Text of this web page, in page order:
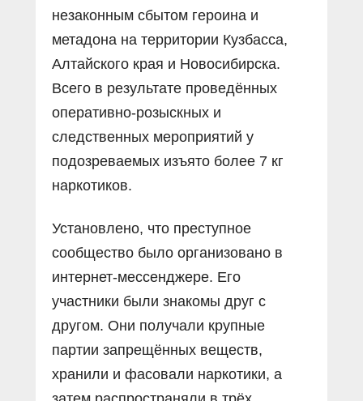
незаконным сбытом героина и
метадона на территории Кузбасса,
Алтайского края и Новосибирска.
Всего в результате проведённых
оперативно-розыскных и
следственных мероприятий у
подозреваемых изъято более 7 кг
наркотиков.
Установлено, что преступное
сообщество было организовано в
интернет-мессенджере. Его
участники были знакомы друг с
другом. Они получали крупные
партии запрещённых веществ,
хранили и фасовали наркотики, а